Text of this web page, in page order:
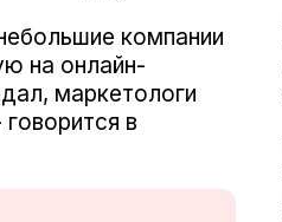
компании
на онлайн-
маркетологи
в